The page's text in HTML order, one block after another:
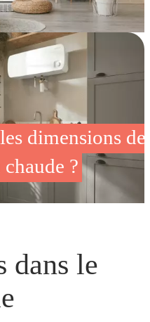
dimensions
?
dans le